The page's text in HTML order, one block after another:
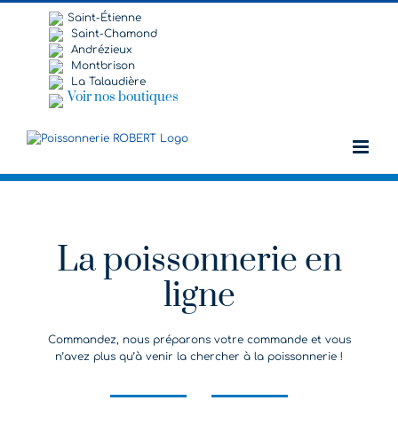
Saint-Étienne
Saint-Chamond
Andrézieux
Montbrison
La Talaudière
Voir nos boutiques
La poissonnerie en
ligne
Commandez, nous préparons votre commande et vous
n’avez plus qu’à venir la chercher à la poissonnerie !